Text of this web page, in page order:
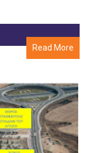
Read More